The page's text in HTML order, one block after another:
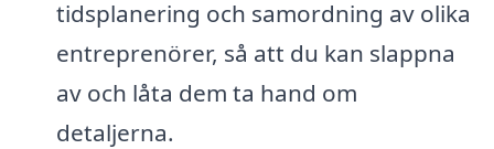
tidsplanering och samordning av olika
entreprenörer, så att du kan slappna
av och låta dem ta hand om
detaljerna.